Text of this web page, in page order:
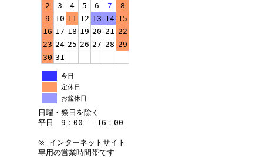
2
3 4 5 6 7
8
9
10 11 12 13 14 15
16 17 18 19 20 21 22
23 24 25 26 27 28 29
30 31
今日
定休日
お盆休日
日曜・祭日を除く
平日 9：00 - 16：00
※ インターネットサイト
専用の営業時間帯です